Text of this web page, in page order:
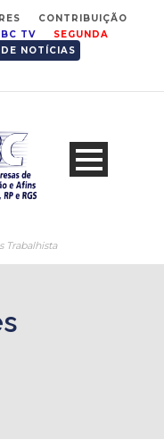
CONTRIBUIÇÃO
TV
SEGUNDA
NOTÍCIAS
Trabalhista